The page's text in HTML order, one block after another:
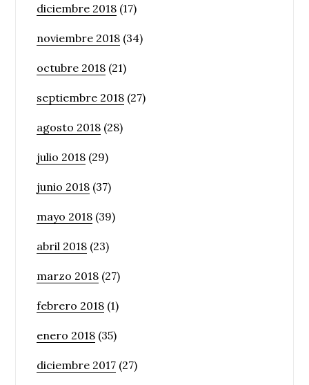
diciembre 2018 (17)
noviembre 2018 (34)
octubre 2018 (21)
septiembre 2018 (27)
agosto 2018 (28)
julio 2018 (29)
junio 2018 (37)
mayo 2018 (39)
abril 2018 (23)
marzo 2018 (27)
febrero 2018 (1)
enero 2018 (35)
diciembre 2017 (27)